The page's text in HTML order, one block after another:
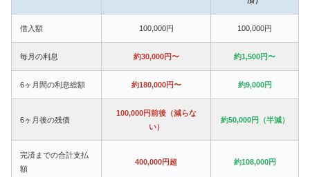
借入額 100,000円 100,000円
毎月の利息 約30,000円〜 約1,500円〜
6ヶ月間の利息総額 約180,000円〜 約9,000円
6ヶ月後の残債
100,000円前後（減らな
い）
約50,000円（半減）
完済までの合計支払
額
400,000円超 約108,000円